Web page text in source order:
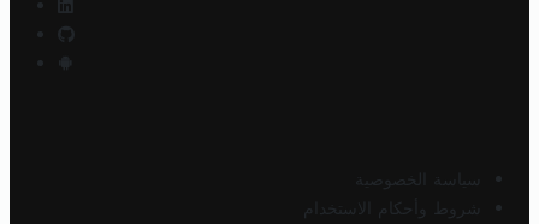
سياسة الخصوصية
شروط وأحكام الاستخدام